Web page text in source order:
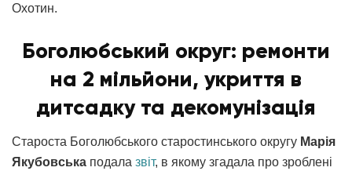
Охотин.
Боголюбський округ: ремонти
на 2 мільйони, укриття в
дитсадку та декомунізація
Староста Боголюбського старостинського округу Марія
Якубовська подала звіт, в якому згадала про зроблені